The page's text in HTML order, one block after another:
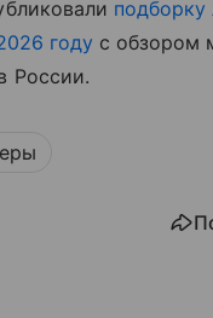
подборку
году с обзором
России.